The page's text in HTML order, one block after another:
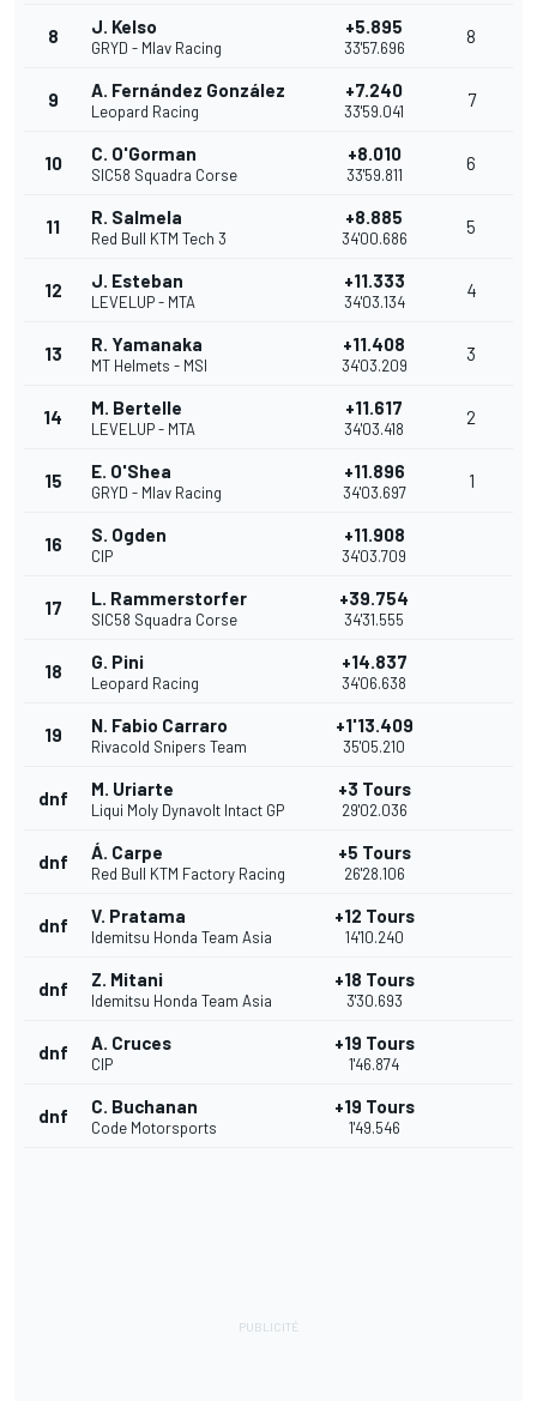
8 J. Kelso
GRYD - Mlav Racing
+5.895
33'57.696
8
9 A. Fernández González
Leopard Racing
+7.240
33'59.041
7
10 C. O'Gorman
SIC58 Squadra Corse
+8.010
33'59.811
6
11 R. Salmela
Red Bull KTM Tech 3
+8.885
34'00.686
5
12 J. Esteban
LEVELUP - MTA
+11.333
34'03.134
4
13 R. Yamanaka
MT Helmets - MSI
+11.408
34'03.209
3
14 M. Bertelle
LEVELUP - MTA
+11.617
34'03.418
2
15 E. O'Shea
GRYD - Mlav Racing
+11.896
34'03.697
1
16 S. Ogden
CIP
+11.908
34'03.709
17 L. Rammerstorfer
SIC58 Squadra Corse
+39.754
34'31.555
18 G. Pini
Leopard Racing
+14.837
34'06.638
19 N. Fabio Carraro
Rivacold Snipers Team
+1'13.409
35'05.210
dnf M. Uriarte
Liqui Moly Dynavolt Intact GP
+3 Tours
29'02.036
dnf Á. Carpe
Red Bull KTM Factory Racing
+5 Tours
26'28.106
dnf V. Pratama
Idemitsu Honda Team Asia
+12 Tours
14'10.240
dnf Z. Mitani
Idemitsu Honda Team Asia
+18 Tours
3'30.693
dnf A. Cruces
CIP
+19 Tours
1'46.874
dnf C. Buchanan
Code Motorsports
+19 Tours
1'49.546